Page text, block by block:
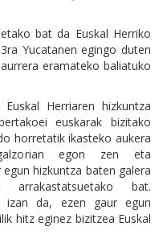
bat da Euskal Herriko
Yucatanen egingo duten
eramateko baliatuko
Herriaren hizkuntza
euskarak bizitako
horretatik ikasteko aukera
egon zen eta
hizkuntza baten galera
arrakastatsuetako bat.
izan da, ezen gaur egun
hitz eginez bizitzea Euskal